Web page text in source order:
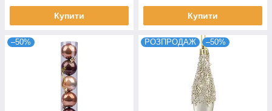
Купити Купити
–50% РОЗПРОДАЖ –50%